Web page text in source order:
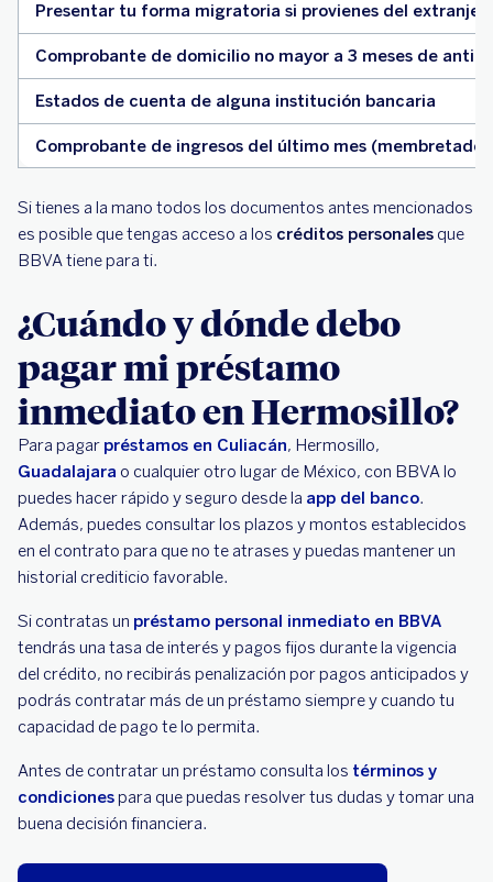
Presentar tu forma migratoria si provienes del
Comprobante de domicilio no mayor a 3 meses de
Estados de cuenta de alguna institución bancaria
Comprobante de ingresos del último mes (membretado)
Si tienes a la mano todos los documentos antes mencionados
es posible que tengas acceso a los créditos personales que
BBVA tiene para ti.
¿Cuándo y dónde debo
pagar mi préstamo
inmediato en Hermosillo?
Para pagar préstamos en Culiacán, Hermosillo,
Guadalajara o cualquier otro lugar de México, con BBVA lo
puedes hacer rápido y seguro desde la app del banco.
Además, puedes consultar los plazos y montos establecidos
en el contrato para que no te atrases y puedas mantener un
historial crediticio favorable.
Si contratas un préstamo personal inmediato en BBVA
tendrás una tasa de interés y pagos fijos durante la vigencia
del crédito, no recibirás penalización por pagos anticipados y
podrás contratar más de un préstamo siempre y cuando tu
capacidad de pago te lo permita.
Antes de contratar un préstamo consulta los términos y
condicionespara que puedas resolver tus dudas y tomar una
buena decisión financiera.